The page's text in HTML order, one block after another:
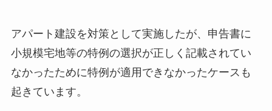
アパート建設を対策として実施したが、申告書に
小規模宅地等の特例の選択が正しく記載されてい
なかったために特例が適用できなかったケースも
起きています。